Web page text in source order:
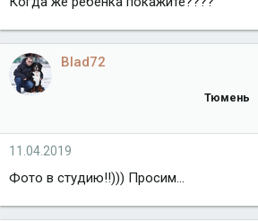
Blad72
Тюмень
11.04.2019
Фото в студию!!))) Просим...